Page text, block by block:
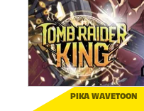
PIKA WAVETOON